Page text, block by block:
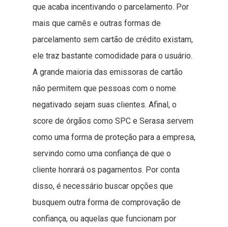
que acaba incentivando o parcelamento. Por
mais que carnês e outras formas de
parcelamento sem cartão de crédito existam,
ele traz bastante comodidade para o usuário.
A grande maioria das emissoras de cartão
não permitem que pessoas com o nome
negativado sejam suas clientes. Afinal, o
score de órgãos como SPC e Serasa servem
como uma forma de proteção para a empresa,
servindo como uma confiança de que o
cliente honrará os pagamentos. Por conta
disso, é necessário buscar opções que
busquem outra forma de comprovação de
confiança, ou aquelas que funcionam por